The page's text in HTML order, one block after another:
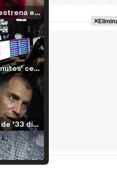
Filmin estrena el tráiler de 'Millennial Mal', su nueva comedia universitaria de la mano de Lorena Iglesias
'120 Minutos' celebra sus 2.000 programas en Telemadrid con un vídeo del día a día en la redacción
Tráiler de '33 días', la nueva serie de Atresplayer con Julián Villagrán y José Manuel Poga